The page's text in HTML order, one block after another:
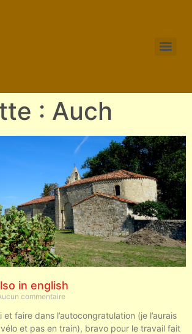
: Auch
in english
commentaire
faire dans l’autocongratulation (je l’aurais
vélo et pas en train), bravo pour le travail fait